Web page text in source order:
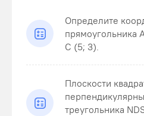
Определите
прямоугольника
С (5; 3).
Плоскости
треугольника